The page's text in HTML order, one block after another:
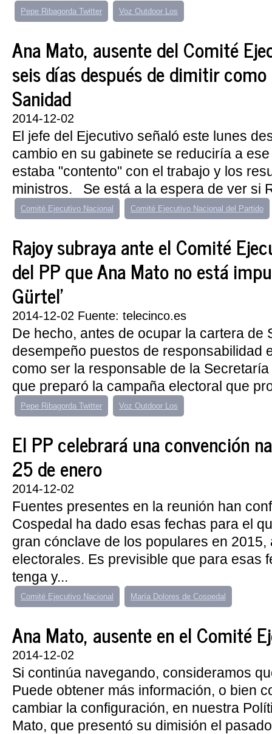
Pepe Ribagorda Twitter Voz Outdoor Los
Ana Mato, ausente del Comité
seis días después de dimitir
Sanidad
2014-12-02
El jefe del Ejecutivo señaló este lunes
cambio en su gabinete se reduciría a
estaba "contento" con el trabajo y los
ministros. Se está a la espera de ver si
Comité Ejecutivo Nacional Comité Ejecutivo Nacional del Partido
Rajoy subraya ante el Comité
del PP que Ana Mato no está
Gürtel'
2014-12-02 Fuente: telecinco.es
De hecho, antes de ocupar la cartera de
desempeño puestos de responsabilidad
como ser la responsable de la
que preparó la campaña electoral que
Pepe Ribagorda Twitter Voz Outdoor Los
El PP celebrará una convención
25 de enero
2014-12-02
Fuentes presentes en la reunión han
Cospedal ha dado esas fechas para el
gran cónclave de los populares en 2015,
electorales. Es previsible que para esas
tenga y...
Comité Ejecutivo Nacional María Dolores de Cospedal
Ana Mato, ausente en el Comité
2014-12-02
Si continúa navegando, consideramos
Puede obtener más información, o bien
cambiar la configuración, en nuestra
Mato, que presentó su dimisión el